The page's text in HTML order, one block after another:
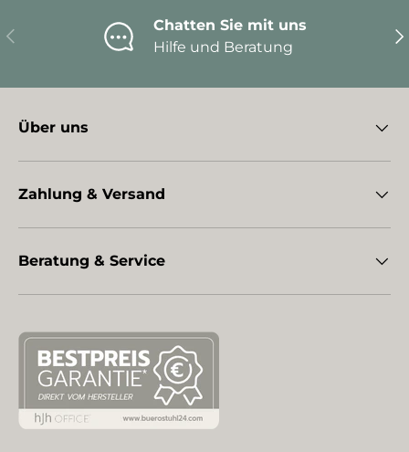
Vorherige
Chatten Sie mit uns
Hilfe und Beratung
Über uns
Zahlung & Versand
Beratung & Service